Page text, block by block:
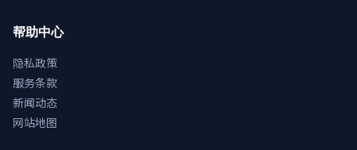
帮助中心
隐私政策
服务条款
新闻动态
网站地图